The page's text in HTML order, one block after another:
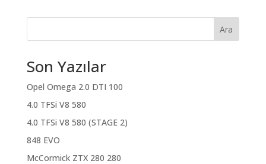
Ara
Son Yazılar
Opel Omega 2.0 DTI 100
4.0 TFSi V8 580
4.0 TFSi V8 580 (STAGE 2)
848 EVO
McCormick ZTX 280 280